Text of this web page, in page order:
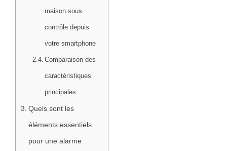
maison sous
contrôle depuis
votre smartphone
Comparaison des
caractéristiques
principales
Quels sont les
éléments essentiels
pour une alarme